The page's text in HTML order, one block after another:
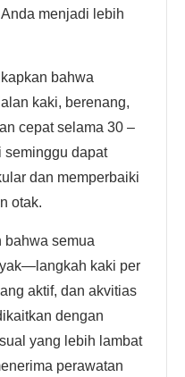
menjadi lebih
bahwa
kaki, berenang,
cepat selama 30 –
seminggu dapat
dan memperbaiki
otak.
bahwa semua
kaki per
aktif, dan akvitias
dengan
yang lebih lambat
perawatan